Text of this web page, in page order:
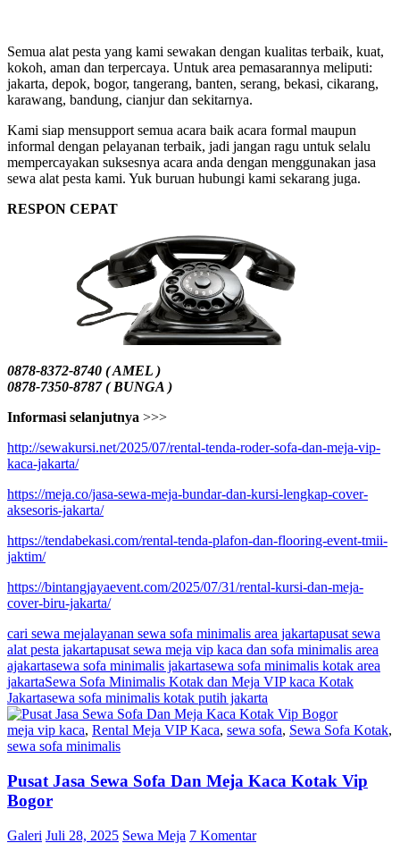
Semua alat pesta yang kami sewakan dengan kualitas terbaik, kuat,
kokoh, aman dan terpercaya. Untuk area pemasarannya meliputi:
jakarta, depok, bogor, tangerang, banten, serang, bekasi, cikarang,
karawang, bandung, cianjur dan sekitarnya.
Kami siap mensupport semua acara baik acara formal maupun
informal dengan pelayanan terbaik, jadi jangan ragu untuk selalu
mempercayakan suksesnya acara anda dengan menggunakan jasa
sewa alat pesta kami. Yuk buruan hubungi kami sekarang juga.
RESPON CEPAT
0878-8372-8740 ( AMEL )
0878-7350-8787 ( BUNGA )
Informasi selanjutnya >>>
http://sewakursi.net/2025/07/rental-tenda-roder-sofa-dan-meja-vip-
kaca-jakarta/
https://meja.co/jasa-sewa-meja-bundar-dan-kursi-lengkap-cover-
aksesoris-jakarta/
https://tendabekasi.com/rental-tenda-plafon-dan-flooring-event-tmii-
jaktim/
https://bintangjayaevent.com/2025/07/31/rental-kursi-dan-meja-
cover-biru-jakarta/
cari sewa mejalayanan sewa sofa minimalis area jakartapusat sewa
alat pesta jakartapusat sewa meja vip kaca dan sofa minimalis area
ajakartasewa sofa minimalis jakartasewa sofa minimalis kotak area
jakartaSewa Sofa Minimalis Kotak dan Meja VIP kaca Kotak
Jakartasewa sofa minimalis kotak putih jakarta
meja vip kaca, Rental Meja VIP Kaca, sewa sofa, Sewa Sofa Kotak,
sewa sofa minimalis
Pusat Jasa Sewa Sofa Dan Meja Kaca Kotak Vip
Bogor
Galeri Juli 28, 2025 Sewa Meja 7 Komentar